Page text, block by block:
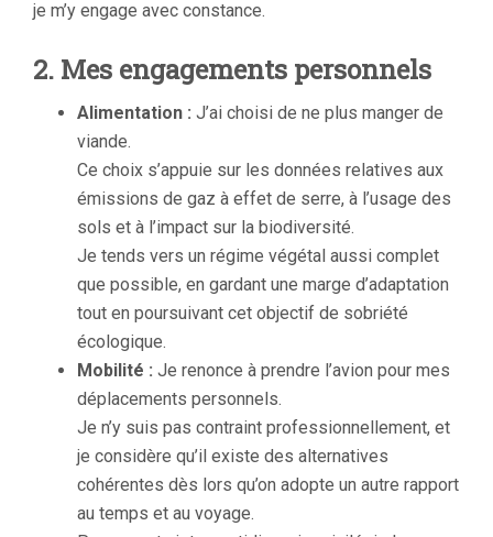
je m’y engage avec constance.
2. Mes engagements personnels
Alimentation : J’ai choisi de ne plus manger de
viande.
Ce choix s’appuie sur les données relatives aux
émissions de gaz à effet de serre, à l’usage des
sols et à l’impact sur la biodiversité.
Je tends vers un régime végétal aussi complet
que possible, en gardant une marge d’adaptation
tout en poursuivant cet objectif de sobriété
écologique.
Mobilité : Je renonce à prendre l’avion pour mes
déplacements personnels.
Je n’y suis pas contraint professionnellement, et
je considère qu’il existe des alternatives
cohérentes dès lors qu’on adopte un autre rapport
au temps et au voyage.